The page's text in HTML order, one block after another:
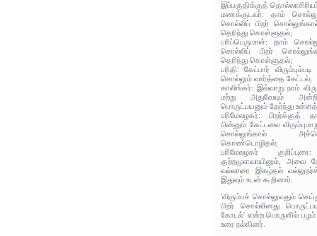
இப்பகுதிக்குத்
மணக்குடவர்: தாம்
சொல்லிப் பிறர்
தெரிந்து கொள்ளுதல்;
பரிப்பெருமாள்: தாம்
சொல்லிப் பிறர்
தெரிந்து கொள்ளுதல்;
பரிதி: கேட்பார்
சொல்லும் வார்த்தை கேட்டல்;
காலிங்கர்: இவ்வாறு நாம்
மற்று அதுவேயும்
பொருட்பயனும் தேர்ந்து
பரிமேலழகர்:
பின்னும் கேட்டலை
சொல்லுங்கால்
கொண்டொழிதல்;
பரிமேலழகர்
குற்றமுளவாயினும், அவை
வல்லாரை இகழ்தல்
இதுவும் உடன் கூறினார்.
'விரும்பச் சொல்லுவதும்
பிறர் சொல்லினது
கோடல்' என்ற பொருளில் பழம்
உரை நல்கினர்.